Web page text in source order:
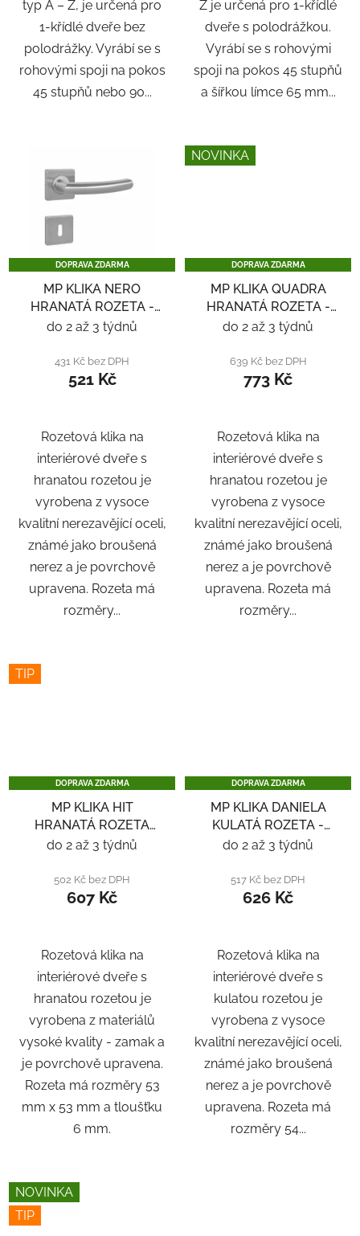
typ A – Z, je určená pro
1-křídlé dveře bez
polodrážky. Vyrábí se s
rohovými spoji na pokos
45 stupňů nebo 90...
Z je určená pro 1-křídlé
dveře s polodrážkou.
Vyrábí se s rohovými
spoji na pokos 45 stupňů
a šířkou límce 65 mm...
DOPRAVA ZDARMA
MP KLIKA NERO
HRANATÁ ROZETA -
NEREZ
do 2 až 3 týdnů
431 Kč bez DPH
521 Kč
Rozetová klika na
interiérové ​​dveře s
hranatou rozetou je
vyrobena z vysoce
kvalitní nerezavějící oceli,
známé jako broušená
nerez a je povrchově
upravena. Rozeta má
rozměry...
NOVINKA
DOPRAVA ZDARMA
MP KLIKA QUADRA
HRANATÁ ROZETA -
NEREZ
do 2 až 3 týdnů
639 Kč bez DPH
773 Kč
Rozetová klika na
interiérové ​​dveře s
hranatou rozetou je
vyrobena z vysoce
kvalitní nerezavějící oceli,
známé jako broušená
nerez a je povrchově
upravena. Rozeta má
rozměry...
TIP
DOPRAVA ZDARMA
MP KLIKA HIT
HRANATÁ ROZETA
SQ6 - ČERNÁ
do 2 až 3 týdnů
502 Kč bez DPH
607 Kč
Rozetová klika na
interiérové ​​dveře s
hranatou rozetou je
vyrobena z materiálů
vysoké kvality - zamak a
je povrchově upravena.
Rozeta má rozměry 53
mm x 53 mm a tloušťku
6 mm.
DOPRAVA ZDARMA
MP KLIKA DANIELA
KULATÁ ROZETA -
NEREZ
do 2 až 3 týdnů
517 Kč bez DPH
626 Kč
Rozetová klika na
interiérové ​​dveře s
kulatou rozetou je
vyrobena z vysoce
kvalitní nerezavějící oceli,
známé jako broušená
nerez a je povrchově
upravena. Rozeta má
rozměry 54...
NOVINKA
TIP